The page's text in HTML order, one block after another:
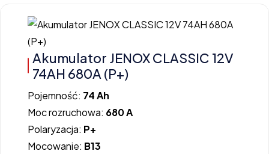
Akumulator JENOX CLASSIC 12V
74AH 680A (P+)
Pojemność: 74 Ah
Moc rozruchowa: 680 A
Polaryzacja: P+
Mocowanie: B13